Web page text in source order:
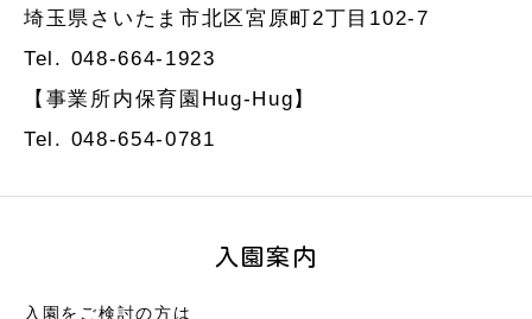
埼玉県さいたま市北区宮原町2丁目102-7
Tel. 048-664-1923
【事業所内保育園Hug-Hug】
Tel. 048-654-0781
入園案内
入園をご検討の方は